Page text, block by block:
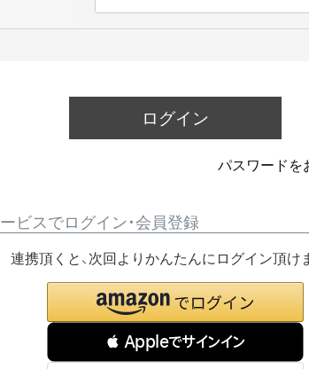
ログイン
パスワードを
ビスでログイン・会員登録
 Appleでサインイン
連携頂くと、次回よりかんたんにログイン頂け